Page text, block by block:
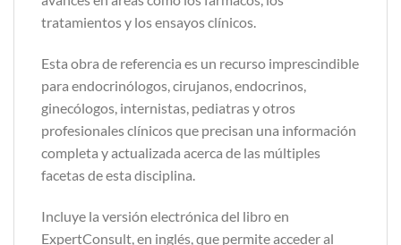
tratamientos y los ensayos clínicos.
Esta obra de referencia es un recurso imprescindible
para endocrinólogos, cirujanos, endocrinos,
ginecólogos, internistas, pediatras y otros
profesionales clínicos que precisan una información
completa y actualizada acerca de las múltiples
facetas de esta disciplina.
Incluye la versión electrónica del libro en
ExpertConsult, en inglés, que permite acceder al